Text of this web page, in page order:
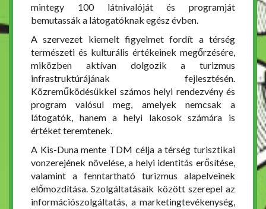
mintegy 100 látnivalóját és programját
bemutassák a látogatóknak egész évben.
A szervezet kiemelt figyelmet fordít a térség
természeti és kulturális értékeinek megőrzésére,
miközben aktívan dolgozik a turizmus
infrastruktúrájának fejlesztésén.
Közreműködésükkel számos helyi rendezvény és
program valósul meg, amelyek nemcsak a
látogatók, hanem a helyi lakosok számára is
értéket teremtenek.
A Kis-Duna mente TDM célja a térség turisztikai
vonzerejének növelése, a helyi identitás erősítése,
valamint a fenntartható turizmus alapelveinek
előmozdítása. Szolgáltatásaik között szerepel az
információszolgáltatás, a marketingtevékenység,